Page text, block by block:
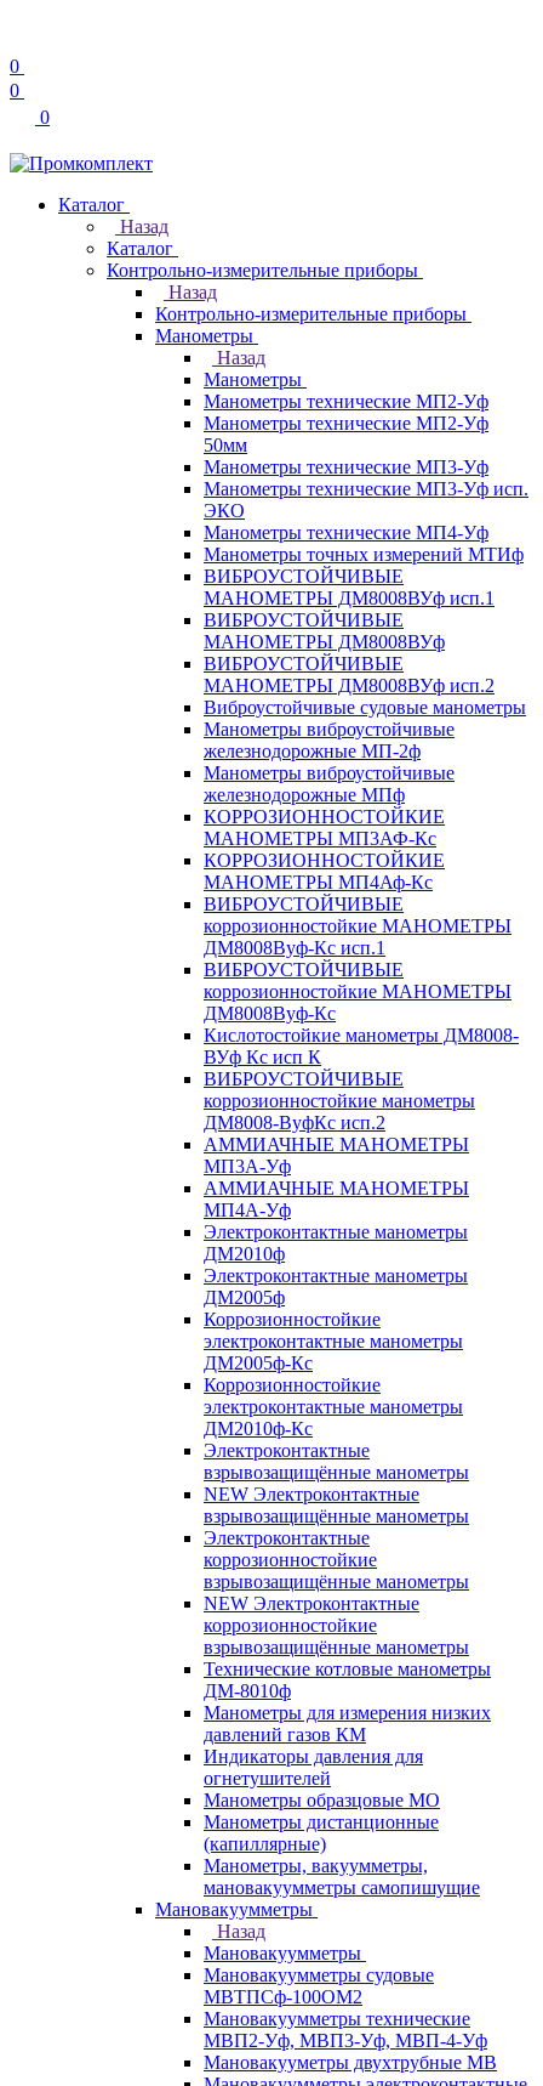
0
0
0
Каталог
Назад
Каталог
Контрольно-измерительные приборы
Назад
Контрольно-измерительные приборы
Манометры
Назад
Манометры
Манометры технические МП2-Уф
Манометры технические МП2-Уф
50мм
Манометры технические МП3-Уф
Манометры технические МП3-Уф исп.
ЭКО
Манометры технические МП4-Уф
Манометры точных измерений МТИф
ВИБРОУСТОЙЧИВЫЕ
МАНОМЕТРЫ ДМ8008ВУф исп.1
ВИБРОУСТОЙЧИВЫЕ
МАНОМЕТРЫ ДМ8008ВУф
ВИБРОУСТОЙЧИВЫЕ
МАНОМЕТРЫ ДМ8008ВУф исп.2
Виброустойчивые судовые манометры
Манометры виброустойчивые
железнодорожные МП-2ф
Манометры виброустойчивые
железнодорожные МПф
КОРРОЗИОННОСТОЙКИЕ
МАНОМЕТРЫ МП3АФ-Кс
КОРРОЗИОННОСТОЙКИЕ
МАНОМЕТРЫ МП4Аф-Кс
ВИБРОУСТОЙЧИВЫЕ
коррозионностойкие МАНОМЕТРЫ
ДМ8008Вуф-Кс исп.1
ВИБРОУСТОЙЧИВЫЕ
коррозионностойкие МАНОМЕТРЫ
ДМ8008Вуф-Кс
Кислотостойкие манометры ДМ8008-
ВУф Кс исп К
ВИБРОУСТОЙЧИВЫЕ
коррозионностойкие манометры
ДМ8008-ВуфКс исп.2
АММИАЧНЫЕ МАНОМЕТРЫ
МП3А-Уф
АММИАЧНЫЕ МАНОМЕТРЫ
МП4А-Уф
Электроконтактные манометры
ДМ2010ф
Электроконтактные манометры
ДМ2005ф
Коррозионностойкие
электроконтактные манометры
ДМ2005ф-Кс
Коррозионностойкие
электроконтактные манометры
ДМ2010ф-Кс
Электроконтактные
взрывозащищённые манометры
NEW Электроконтактные
взрывозащищённые манометры
Электроконтактные
коррозионностойкие
взрывозащищённые манометры
NEW Электроконтактные
коррозионностойкие
взрывозащищённые манометры
Технические котловые манометры
ДМ-8010ф
Манометры для измерения низких
давлений газов КМ
Индикаторы давления для
огнетушителей
Манометры образцовые МО
Манометры дистанционные
(капиллярные)
Манометры, вакуумметры,
мановакуумметры самопишущие
Мановакуумметры
Назад
Мановакуумметры
Мановакуумметры судовые
МВТПСф-100ОМ2
Мановакуумметры технические
МВП2-Уф, МВП3-Уф, МВП-4-Уф
Мановакууметры двухтрубные МВ